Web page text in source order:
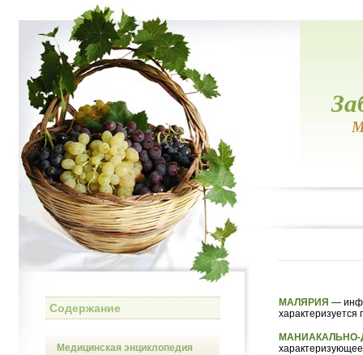
Содержание
Медицинская энциклопедия
МАЛЯРИЯ —